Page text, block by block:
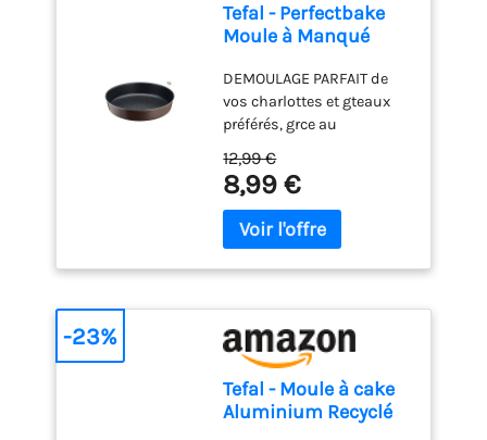
Tefal - Perfectbake
Moule à Manqué
Recyclé - 26cm
DEMOULAGE PARFAIT de
vos charlottes et gteaux
préférés, grce au
exclusif de ce moule
HAUTE RESISTANCE ET
DURABILITE : ce moule à
gteau est fabriqué en
résistant que l'aluminium
classique DES RESULTATS
DE CUISSON PARFAITS :
grce à la diffusion de
chaleur homogène
assurée par l'aluminium
12,99 €
8,99 €
Tefal - Moule à cake
Aluminium Recyclé
-23%